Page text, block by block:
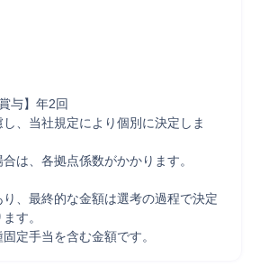
与】年2回
、当社規定により個別に決定しま
は、各拠点係数がかかります。
、最終的な金額は選考の過程で決定
す。
定手当を含む金額です。